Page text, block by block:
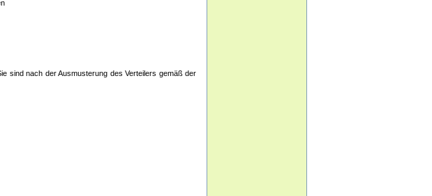
sind nach der Ausmusterung des Verteilers gemäß der